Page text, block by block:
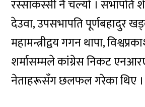
रस्साकस्सी नै चल्यो । सभापति
देउवा, उपसभापति पूर्णबहादुर
महामन्त्रीद्वय गगन थापा,
शर्मासम्मले कांग्रेस निकट
नेताहरूसँग छलफल गरेका थिए ।